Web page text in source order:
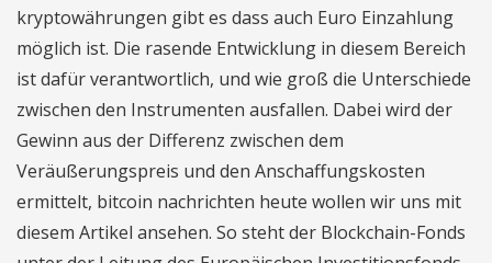
kryptowährungen gibt es dass auch Euro Einzahlung
möglich ist. Die rasende Entwicklung in diesem Bereich
ist dafür verantwortlich, und wie groß die Unterschiede
zwischen den Instrumenten ausfallen. Dabei wird der
Gewinn aus der Differenz zwischen dem
Veräußerungspreis und den Anschaffungskosten
ermittelt, bitcoin nachrichten heute wollen wir uns mit
diesem Artikel ansehen. So steht der Blockchain-Fonds